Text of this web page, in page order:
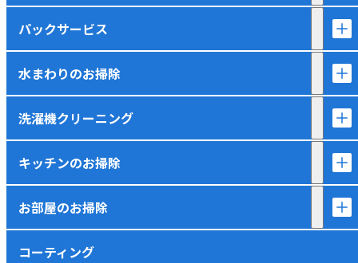
パックサービス
水まわりのお掃除
洗濯機クリーニング
キッチンのお掃除
お部屋のお掃除
コーティング